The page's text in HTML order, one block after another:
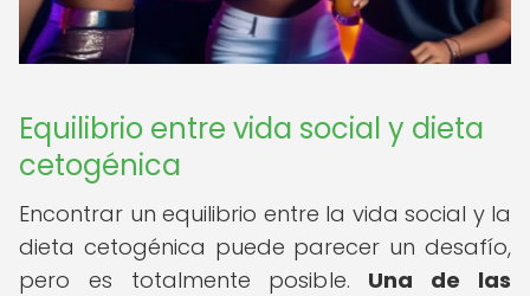
Equilibrio entre vida social y dieta
cetogénica
Encontrar un equilibrio entre la vida social y la
dieta cetogénica puede parecer un desafío,
pero es totalmente posible. Una de las